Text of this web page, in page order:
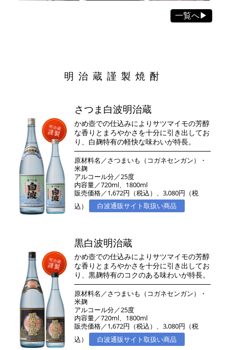
一覧へ▶
明治蔵謹製焼酎
さつま白波明治蔵
かめ壺での仕込みによりサツマイモの芳醇
な香りとまろやかさを十分に引き出してお
り、白麹特有の軽快な味わいが特長。
原材料名／さつまいも（コガネセンガン）・
米麹
アルコール分／25度
内容量／720ml、1800ml
販売価格／1,672円（税込）、3,080円（税
込）
白波通販サイト取扱い商品
黒白波明治蔵
かめ壺での仕込みによりサツマイモの芳醇
な香りとまろやかさを十分に引き出してお
り、黒麹特有のコクのある味わいが特長。
原材料名／さつまいも（コガネセンガン）・
米麹
アルコール分／25度
内容量／720ml、1800ml
販売価格／1,672円（税込）、3,080円（税
込）
白波通販サイト取扱い商品